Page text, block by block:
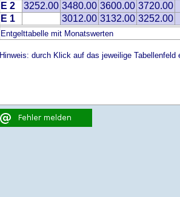
E 2
3252.00 3480.00 3600.00 3720.00
E 1
3012.00 3132.00 3252.00
Entgelttabelle mit Monatswerten
Hinweis: durch Klick auf das jeweilige